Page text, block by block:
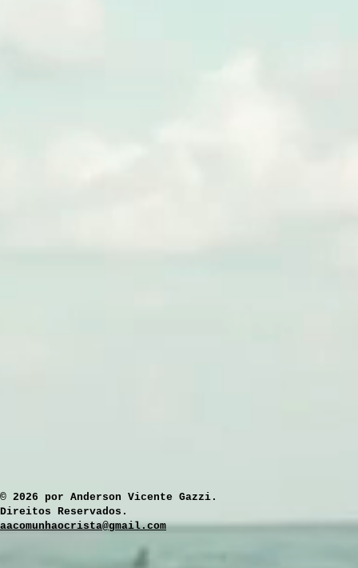
​© 2026 por Anderson Vicente Gazzi.
Direitos Reservados.
aacomunhaocrista@gmail.com